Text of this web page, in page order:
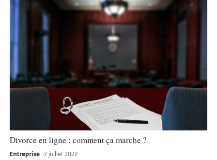
Divorce en ligne : comment ça marche ?
Entreprise 7 juillet 2022